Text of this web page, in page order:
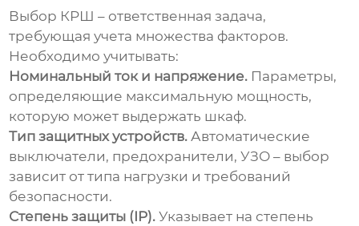
Выбор КРШ – ответственная задача,
требующая учета множества факторов.
Необходимо учитывать:
Номинальный ток и напряжение. Параметры,
определяющие максимальную мощность,
которую может выдержать шкаф.
Тип защитных устройств. Автоматические
выключатели, предохранители, УЗО – выбор
зависит от типа нагрузки и требований
безопасности.
Степень защиты (IP). Указывает на степень